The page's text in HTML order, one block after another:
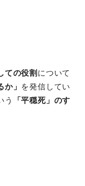
ての役割 について
か」 を発信してい
う
「平穏死」のす